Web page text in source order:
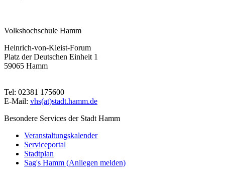
Volkshochschule Hamm
Heinrich-von-Kleist-Forum
Platz der Deutschen Einheit 1
59065 Hamm
Tel: 02381 175600
E-Mail: vhs(at)stadt.hamm.de
Besondere Services der Stadt Hamm
Veranstaltungskalender
Serviceportal
Stadtplan
Sag's Hamm (Anliegen melden)